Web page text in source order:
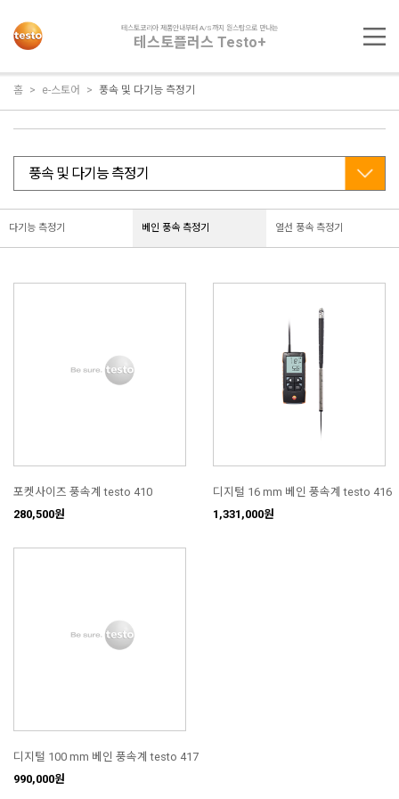
테스토코리아 제품안내부터 A/S까지 원스탑으로 만나는
테스토플러스 Testo+
홈 e-스토어 풍속 및 다기능 측정기
다기능 측정기 베인 풍속 측정기 열선 풍속 측정기
포켓사이즈 풍속계 testo 410
280,500원
디지털 16 mm 베인 풍속계 testo 416
1,331,000원
디지털 100 mm 베인 풍속계 testo 417
990,000원